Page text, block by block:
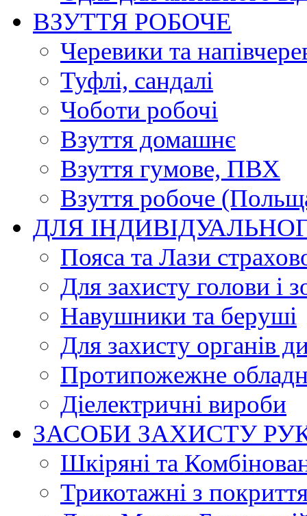
ВЗУТТЯ РОБОЧЕ
Черевики та
Туфлі, сандалі
Чоботи робочі
Взуття домашнє
Взуття гумове, ПВХ
Взуття робоче
ДЛЯ
Пояса та Лази
Для захисту голови і
Навушники та беруші
Для захисту органів
Протипожежне
Діелектричні вироби
ЗАСОБИ ЗАХИСТУ
Шкіряні та
Трикотажні з